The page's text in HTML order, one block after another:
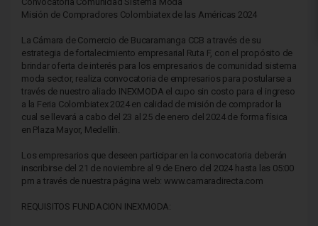
Misión de Compradores Colombiatex de las Américas 2024
La Cámara de Comercio de Bucaramanga CCB a través de su
estrategia de fortalecimiento empresarial Ruta F, con el propósito de
brindar oferta de interés para los empresarios de comunidad sistema
moda sector, realiza convocatoria de empresarios para postularse a
través de nuestro aliado INEXMODA el cupo sin costo para el ingreso
a la Feria Colombiatex 2024 en calidad de misión de comprador la
cual se llevará a cabo del 23 al 25 de enero del 2024 de forma física
en Plaza Mayor, Medellín.
Los empresarios que deseen participar en la convocatoria deberán
inscribirse del 21 de noviembre al 9 de Enero del 2024 hasta las 05:00
pm a través de nuestra página web: www.camaradirecta.com
REQUISITOS FUNDACION INEXMODA: